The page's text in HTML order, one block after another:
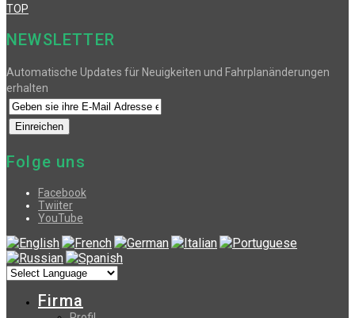
TOP
NEWSLETTER
Automatische Updates für Neuigkeiten und Fahrplanänderungen
erhalten
Folge uns
Facebook
Twiiter
YouTube
Firma